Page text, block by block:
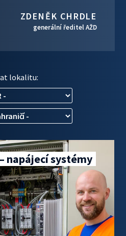
ZDENĚK CHRDLE
generální ředitel AŽD
lokalitu:
napájecí systémy